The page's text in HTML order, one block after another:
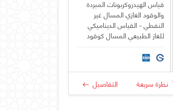
قياس الهيدروكربونات المبردة
والوقود الغازي المسال غير
النفطي - القياس الديناميكي
للغاز الطبيعي المسال كوقود
بحري - التزويد بالوقود من
شاحنة إلى سفينة (TTS)
نظرة سريعة التفاصيل